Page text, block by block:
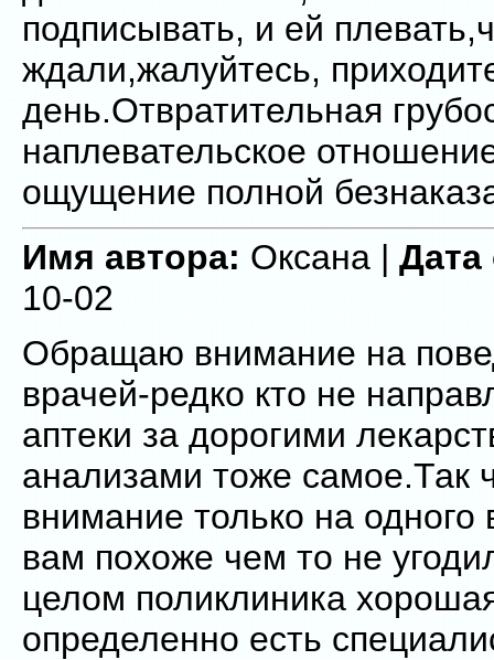
подписывать, и ей
ждали,жалуйтесь,
день.Отвратительная
наплевательское
ощущение полной
Имя автора:Оксана |Дата
10-02
Обращаю внимание на
врачей-редко кто не
аптеки за дорогими
анализами тоже самое.Так
внимание только на одного
вам похоже чем то не
целом поликлиника
определенно есть